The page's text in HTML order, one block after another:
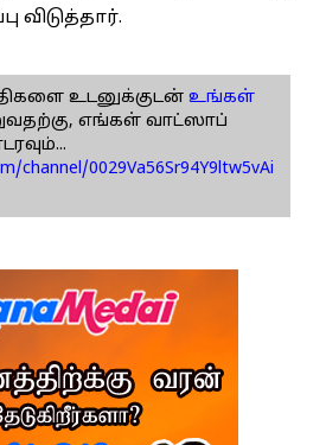
விடுத்தார்.
உடனுக்குடன் உங்கள்
எங்கள் வாட்ஸாப்
channel/0029Va56Sr94Y9ltw5vAi